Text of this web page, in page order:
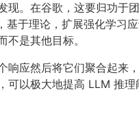
现。在谷歌，这要归功于
基于理论，扩展强化学习
不是其他目标。
响应然后将它们聚合起来
可以极大地提高 LLM 推理